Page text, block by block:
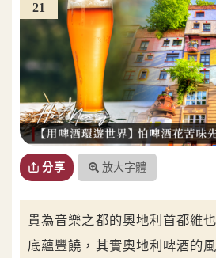
21
分享 放大字體
貴為音樂之都的奧地利首都維
底蘊豐饒，其實奧地利啤酒的